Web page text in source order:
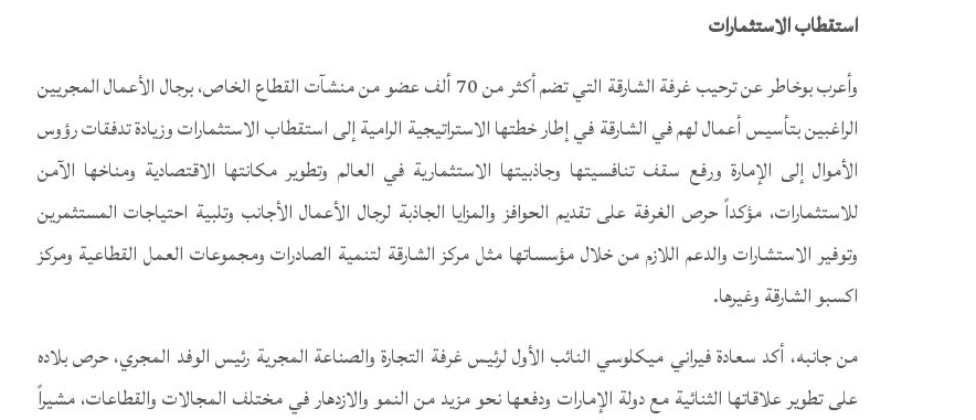
استقطاب الاستثمارات
وأعرب بوخاطر عن ترحيب غرفة الشارقة التي تضم أكثر من 70 ألف عضو من منشآت القطاع الخاص، برجال الأعمال المجريين
الراغبين بتأسيس أعمال لهم في الشارقة في إطار خطتها الاستراتيجية الرامية إلى استقطاب الاستثمارات وزيادة تدفقات رؤوس
الأموال إلى الإمارة ورفع سقف تنافسيتها وجاذبيتها الاستثمارية في العالم وتطوير مكانتها الاقتصادية ومناخها الآمن
للاستثمارات، مؤكداً حرص الغرفة على تقديم الحوافز والمزايا الجاذبة لرجال الأعمال الأجانب وتلبية احتياجات المستثمرين
وتوفير الاستشارات والدعم اللازم من خلال مؤسساتها مثل مركز الشارقة لتنمية الصادرات ومجموعات العمل القطاعية ومركز
اكسبو الشارقة وغيرها.
من جانبه، أكد سعادة فيراني ميكلوسي النائب الأول لرئيس غرفة التجارة والصناعة المجرية رئيس الوفد المجري، حرص بلاده
على تطوير علاقاتها الثنائية مع دولة الإمارات ودفعها نحو مزيد من النمو والازدهار في مختلف المجالات والقطاعات، مشيراً